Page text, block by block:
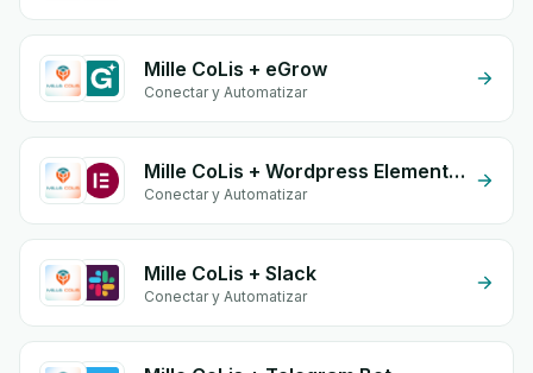
Mille CoLis + eGrow
Conectar y Automatizar
Mille CoLis + Wordpress Elementor
Conectar y Automatizar
Mille CoLis + Slack
Conectar y Automatizar